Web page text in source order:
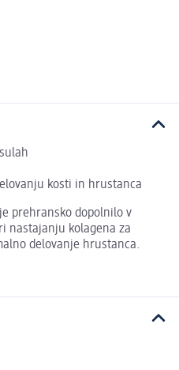
kosti in hrustanca
prehransko dopolnilo v
nastajanju kolagena za
delovanje hrustanca.